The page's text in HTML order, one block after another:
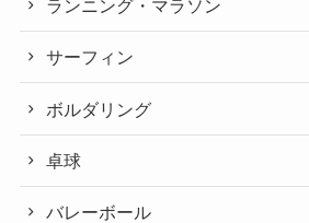
ランニング・マラソン
サーフィン
ボルダリング
卓球
バレーボール